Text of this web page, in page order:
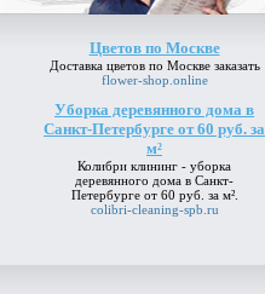
Цветов по Москве
Доставка цветов по Москвезаказать
flower-shop.online
Уборка деревянного дома в
Санкт-Петербурге от 60 руб. за
м²
Колибри клининг - уборка
деревянного дома в Санкт-
Петербурге от 60 руб. за м².
colibri-cleaning-spb.ru